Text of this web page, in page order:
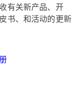
有关新产品、开
书、和活动的更新